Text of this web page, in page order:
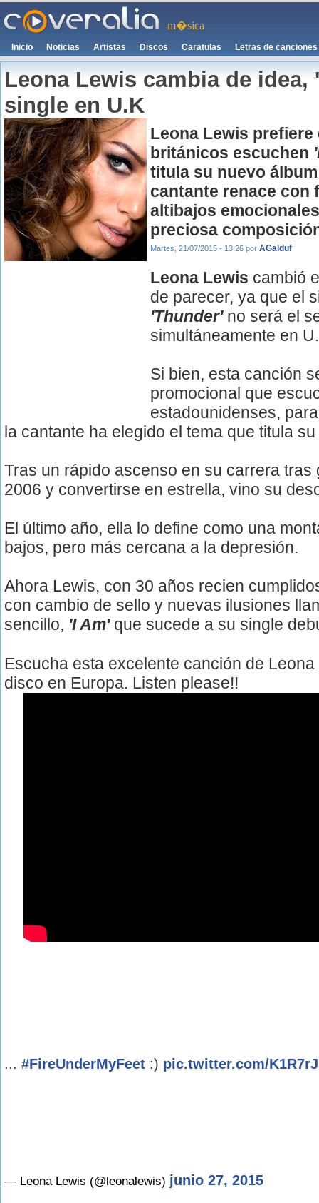
m�sica
Inicio Noticias Artistas Discos Caratulas Letras de canciones
Leona Lewis cambia de idea,
single en U.K
Leona Lewis prefiere
británicos escuchen
titula su nuevo
cantante renace con
altibajos
preciosa
Martes, 21/07/2015 - 13:26 por AGalduf
Leona Lewis cambió
de parecer, ya que el
'Thunder'no será el
simultáneamente en
Si bien, esta canción
promocional que
estadounidenses,
la cantante ha elegido el tema que titula
Tras un rápido ascenso en su carrera tras
2006 y convertirse en estrella, vino su
El último año, ella lo define como una
bajos, pero más cercana a la depresión.
Ahora Lewis, con 30 años recien
con cambio de sello y nuevas ilusiones
sencillo, 'I Am' que sucede a su single
Escucha esta excelente canción de
disco en Europa. Listen please!!
... #FireUnderMyFeet :) pic.twitter.com/
— Leona Lewis (@leonalewis) junio 27, 2015